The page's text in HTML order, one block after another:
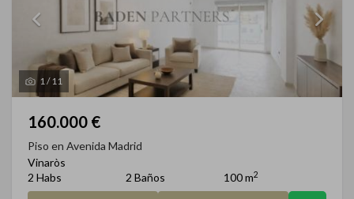
1/ 11
160.000 €
Piso en Avenida Madrid
Vinaròs
2 Habs
2 Baños 100 m2